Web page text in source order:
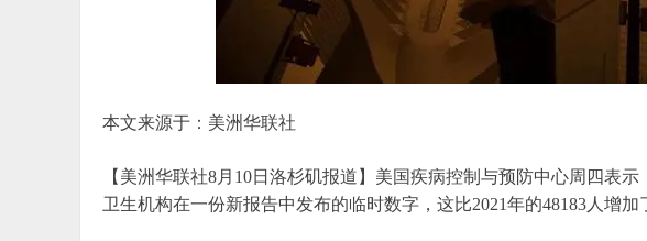
本文来源于：美洲华联社
【美洲华联社8月10日洛杉矶报道】美国疾病控制与预防中心周四表
卫生机构在一份新报告中发布的临时数字，这比2021年的48183人增加